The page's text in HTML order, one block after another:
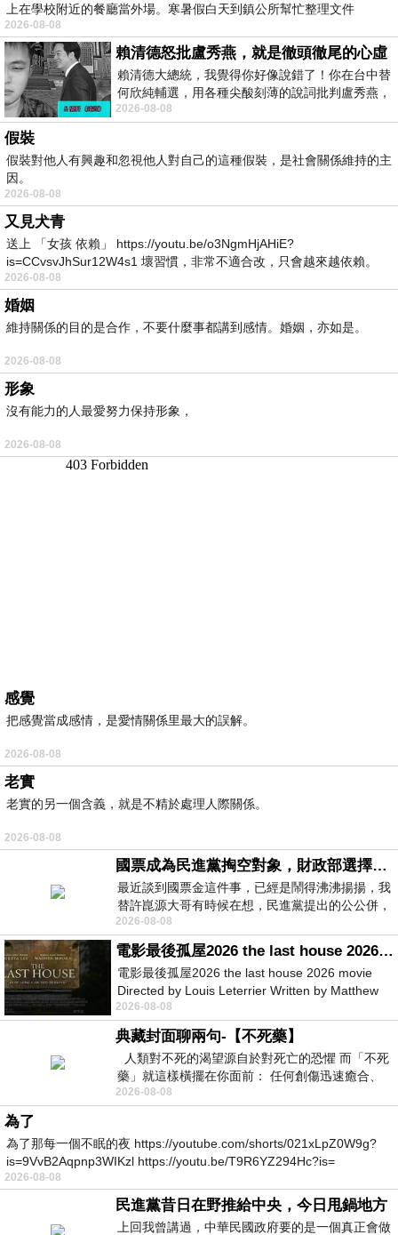
上在學校附近的餐廳當外場。寒暑假白天到鎮公所幫忙整理文件
2026-08-08
賴清德怒批盧秀燕，就是徹頭徹尾的心虛
賴清德大總統，我覺得你好像說錯了！你在台中替
何欣純輔選，用各種尖酸刻薄的說詞批判盧秀燕，
罵她施政滿意度輸給陳其邁，甚至還說盧
2026-08-08
假裝
假裝對他人有興趣和忽視他人對自己的這種假裝，是社會關係維持的主
因。
2026-08-08
又見犬青
送上 「女孩 依賴」 https://youtu.be/o3NgmHjAHiE?
is=CCvsvJhSur12W4s1 壞習慣，非常不適合改，只會越來越依賴。
我害怕的
2026-08-08
婚姻
維持關係的目的是合作，不要什麼事都講到感情。婚姻，亦如是。
2026-08-08
形象
沒有能力的人最愛努力保持形象，
2026-08-08
感覺
把感覺當成感情，是愛情關係里最大的誤解。
2026-08-08
老實
老實的另一個含義，就是不精於處理人際關係。
2026-08-08
國票成為民進黨掏空對象，財政部選擇性失憶
最近談到國票金這件事，已經是鬧得沸沸揚揚，我
替許崑源大哥有時候在想，民進黨提出的公公併，
其實就是想要國庫通黨庫，鬧出最大的醜
2026-08-08
電影最後孤屋2026 the last house 2026 movie
電影最後孤屋2026 the last house 2026 movie
Directed by Louis Leterrier Written by Matthew
Robinson Starring Greta Lee Wa
2026-08-08
典藏封面聊兩句-【不死藥】
人類對不死的渴望源自於對死亡的恐懼 而「不死
藥」就這樣橫擺在你面前： 任何創傷迅速癒合、
停止衰老、痛覺消失…堪
2026-08-08
為了
為了那每一個不眠的夜 https://youtube.com/shorts/021xLpZ0W9g?
is=9VvB2Aqpnp3WIKzl https://youtu.be/T9R6YZ294Hc?is=
2026-08-08
民進黨昔日在野推給中央，今日甩鍋地方
上回我曾講過，中華民國政府要的是一個真正會做